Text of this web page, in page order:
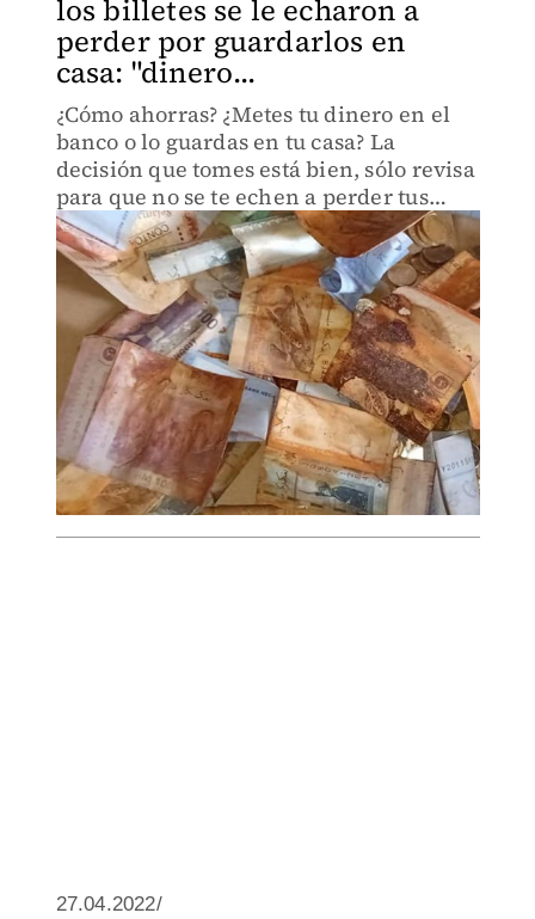
los billetes se le echaron a
perder por guardarlos en
casa: "dinero...
¿Cómo ahorras? ¿Metes tu dinero en el
banco o lo guardas en tu casa? La
decisión que tomes está bien, sólo revisa
para que no se te echen a perder tus
billetes.
27.04.2022/